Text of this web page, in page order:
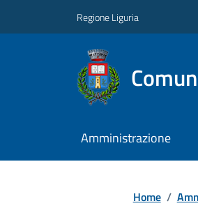
Regione Liguria
Amministrazione
Home /